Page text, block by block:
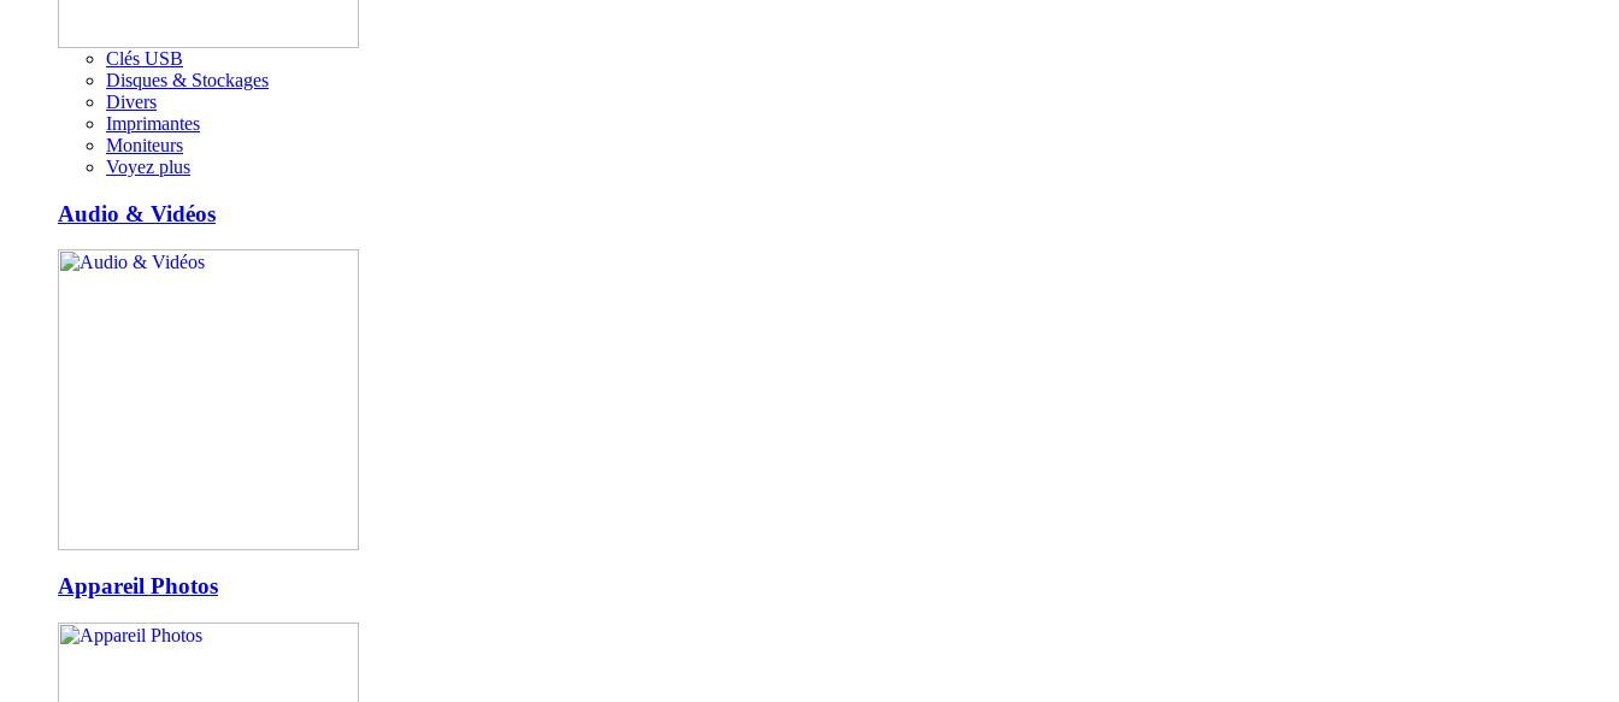
Clés USB
Disques & Stockages
Divers
Imprimantes
Moniteurs
Voyez plus
Audio & Vidéos
Appareil Photos